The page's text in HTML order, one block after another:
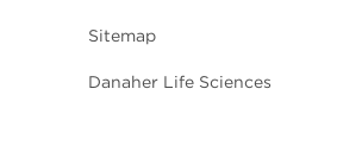
Sitemap
Danaher Life Sciences